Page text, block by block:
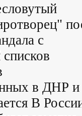
с
в ДНР и
В